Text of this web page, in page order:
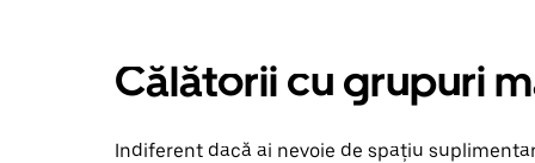
Călătorii cu grupuri
Indiferent dacă ai nevoie de spațiu